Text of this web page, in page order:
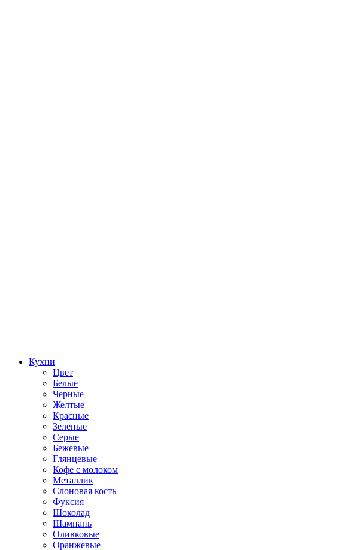
Кухни
Цвет
Белые
Черные
Желтые
Красные
Зеленые
Серые
Бежевые
Глянцевые
Кофе с молоком
Металлик
Слоновая кость
Фуксия
Шоколад
Шампань
Оливковые
Оранжевые